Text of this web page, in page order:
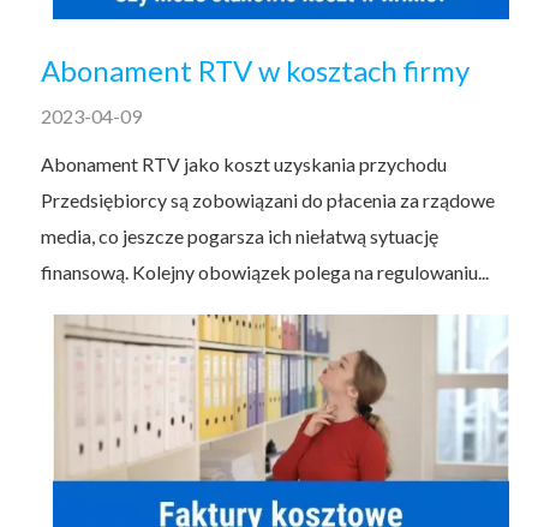
Abonament RTV w kosztach firmy
2023-04-09
Abonament RTV jako koszt uzyskania przychodu
Przedsiębiorcy są zobowiązani do płacenia za rządowe
media, co jeszcze pogarsza ich niełatwą sytuację
finansową. Kolejny obowiązek polega na regulowaniu...